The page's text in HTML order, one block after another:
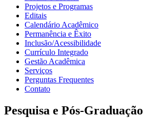
Projetos e Programas
Editais
Calendário Acadêmico
Permanência e Êxito
Inclusão/Acessibilidade
Currículo Integrado
Gestão Acadêmica
Serviços
Perguntas Frequentes
Contato
Pesquisa e Pós-Graduação